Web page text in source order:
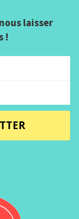
laisser
!